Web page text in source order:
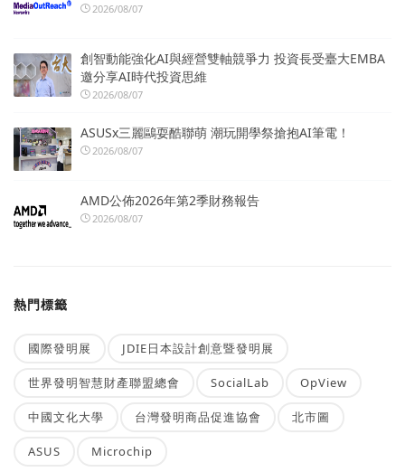
2026/08/07
創智動能強化AI與經營雙軸競爭力 投資長受臺大EMBA
邀分享AI時代投資思維
2026/08/07
ASUSx三麗鷗耍酷聯萌 潮玩開學祭搶抱AI筆電！
2026/08/07
AMD公佈2026年第2季財務報告
2026/08/07
熱門標籤
國際發明展 JDIE日本設計創意暨發明展
世界發明智慧財產聯盟總會 SocialLab OpView
中國文化大學 台灣發明商品促進協會 北市圖
ASUS Microchip